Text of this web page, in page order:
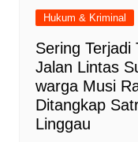
Hukum & Kriminal
Sering Terjadi
Jalan Lintas
warga Musi
Ditangkap
Linggau